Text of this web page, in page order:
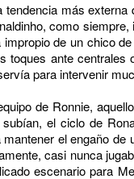
más
como
de un chico
toques ante
para intervenir
de Ronnie,
el ciclo de
el engaño
casi nunca
escenario para